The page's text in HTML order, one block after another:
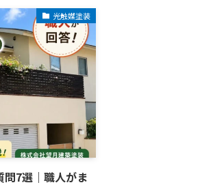
光触媒塗装
問7選｜職人がま